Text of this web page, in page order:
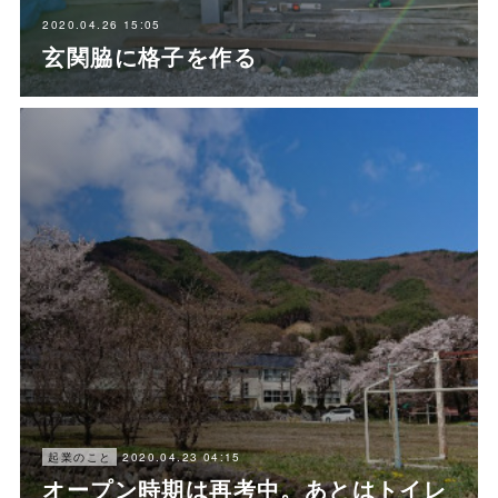
2020.04.26 15:05
玄関脇に格子を作る
起業のこと 2020.04.23 04:15
オープン時期は再考中。あとはトイレ